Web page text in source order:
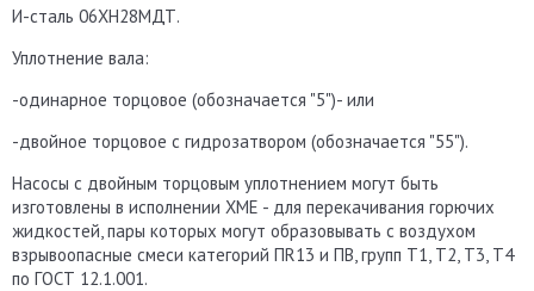
И-сталь 06ХН28МДТ.
Уплотнение вала:
-одинарное торцовое (обозначается "5")- или
-двойное торцовое с гидрозатвором (обозначается "55").
Насосы с двойным торцовым уплотнением могут быть
изготовлены в исполнении ХМЕ - для перекачивания горючих
жидкостей, пары которых могут образовывать с воздухом
взрывоопасные смеси категорий ПR13 и ПВ, групп Т1, Т2, Т3, Т4
по ГОСТ 12.1.001.